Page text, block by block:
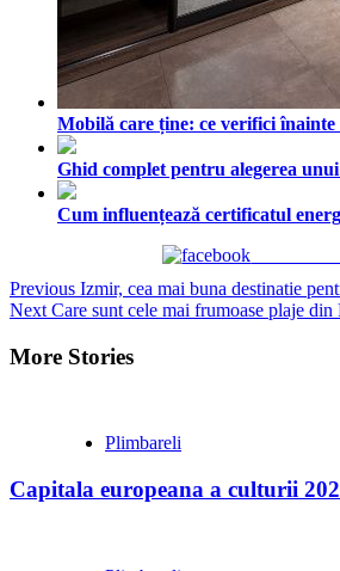
Mobilă care ține: ce verifici
Ghid complet pentru alegerea
Cum influențează certificatul
Continue
Reading
Previous Izmir, cea mai buna destinatie
Next Care sunt cele mai frumoase plaje din
More Stories
Plimbareli
Capitala europeana a culturii